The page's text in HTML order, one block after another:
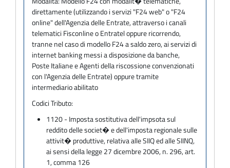
direttamente (utilizzando i servizi "F24 web" o "F24
online" dell'Agenzia delle Entrate, attraverso i canali
telematici Fisconline o Entratel oppure ricorrendo,
tranne nel caso di modello F24 a saldo zero, ai servizi di
internet banking messi a disposizione da banche,
Poste Italiane e Agenti della riscossione convenzionati
con l'Agenzia delle Entrate) oppure tramite
intermediario abilitato
Codici Tributo:
1120 - Imposta sostitutiva dell'impsota sul
reddito delle societ� e dell'imposta regionale sulle
attivit� produttive, relativa alle SIIQ ed alle SIINQ,
ai sensi della legge 27 dicembre 2006, n. 296, art.
1, comma 126